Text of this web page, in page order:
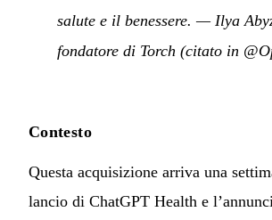
salute e il benessere. — Ilya
fondatore di Torch (citato in
Contesto
Questa acquisizione arriva una
lancio di ChatGPT Health e